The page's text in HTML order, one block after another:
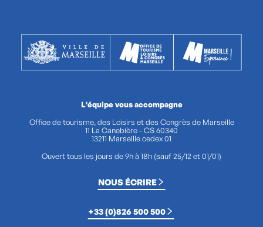
L'équipe vous accompagne
Office de tourisme, des Loisirs et des Congrès de Marseille
11 La Canebière - CS 60340
13211 Marseille cedex 01
Ouvert tous les jours de 9h à 18h (sauf 25/12 et 01/01)
NOUS ÉCRIRE
+33 (0)826 500 500